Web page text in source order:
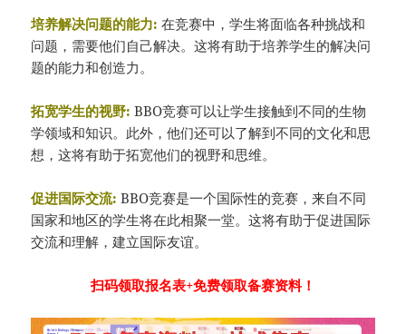
培养解决问题的能力: 在竞赛中，学生将面临各种挑战和
问题，需要他们自己解决。这将有助于培养学生的解决问
题的能力和创造力。
拓宽学生的视野: BBO竞赛可以让学生接触到不同的生物
学领域和知识。此外，他们还可以了解到不同的文化和思
想，这将有助于拓宽他们的视野和思维。
促进国际交流: BBO竞赛是一个国际性的竞赛，来自不同
国家和地区的学生将在此相聚一堂。这将有助于促进国际
交流和理解，建立国际友谊。
扫码领取报名表+免费领取备赛资料！